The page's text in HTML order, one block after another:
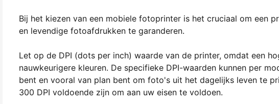
Bij het kiezen van een mobiele fotoprinter is het cruciaal om een
en levendige fotoafdrukken te garanderen.
Let op de DPI (dots per inch) waarde van de printer, omdat een
nauwkeurigere kleuren. De specifieke DPI-waarden kunnen per
bent en vooral van plan bent om foto's uit het dagelijks leven te
300 DPI voldoende zijn om aan uw eisen te voldoen.